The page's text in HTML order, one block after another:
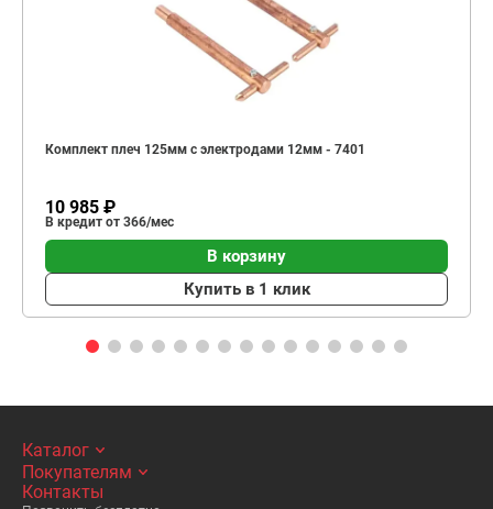
Комплект плеч 125мм с электродами 12мм - 7401
10 985 ₽
В кредит от 366/мес
В корзину
Купить в 1 клик
Каталог
Покупателям
Контакты